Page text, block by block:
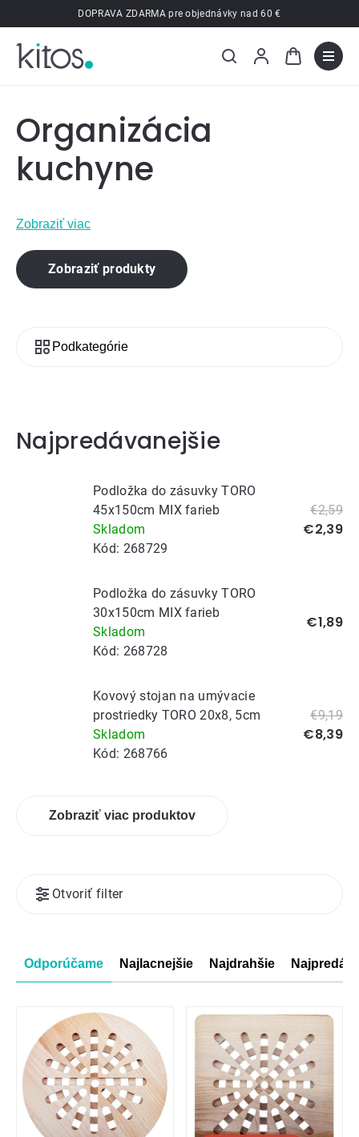
na
obsah
DOPRAVA ZDARMA pre objednávky nad 60 €
Organizácia
kuchyne
Zobraziť viac
Zobraziť produkty
Podkategórie
Najpredávanejšie
Podložka do zásuvky TORO
45x150cm MIX farieb
Skladom
Kód: 268729
€2,59
€2,39
Podložka do zásuvky TORO
30x150cm MIX farieb
Skladom
Kód: 268728
€1,89
Kovový stojan na umývacie
prostriedky TORO 20x8, 5cm
Skladom
Kód: 268766
€9,19
€8,39
Zobraziť viac produktov
Radenie
produktov
Odporúčame Najlacnejšie Najdrahšie
Otvoriť filter
Výpis